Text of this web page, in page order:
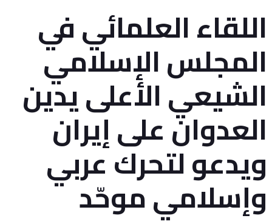
اللقاء العلمائي في
المجلس الإسلامي
الشيعي الأعلى يدين
العدوان على إيران
ويدعو لتحرك عربي
وإسلامي موحّد